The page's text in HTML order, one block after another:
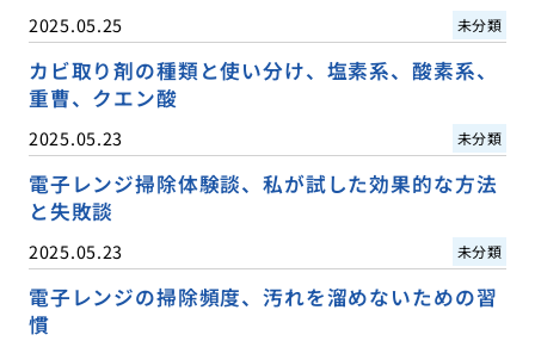
2025.05.25 未分類
カビ取り剤の種類と使い分け、塩素系、酸素系、
重曹、クエン酸
2025.05.23 未分類
電子レンジ掃除体験談、私が試した効果的な方法
と失敗談
2025.05.23 未分類
電子レンジの掃除頻度、汚れを溜めないための習
慣